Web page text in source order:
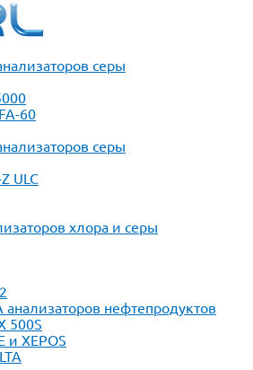
серы
60
серы
ULC
хлора и серы
нефтепродуктов
500S
и XEPOS